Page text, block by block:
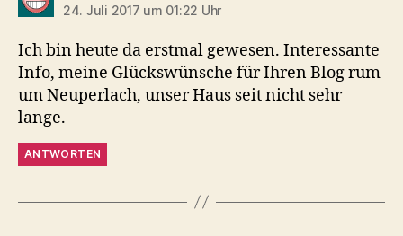
24. Juli 2017 um 01:22 Uhr
Ich bin heute da erstmal gewesen. Interessante
Info, meine Glückswünsche für Ihren Blog rum
um Neuperlach, unser Haus seit nicht sehr
lange.
ANTWORTEN